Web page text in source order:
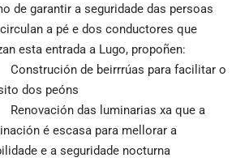
de garantir a seguridade das persoas
a pé e dos conductores que
esta entrada a Lugo, propoñen:
de beirrrúas para facilitar o
dos peóns
das luminarias xa que a
é escasa para mellorar a
e a seguridade nocturna